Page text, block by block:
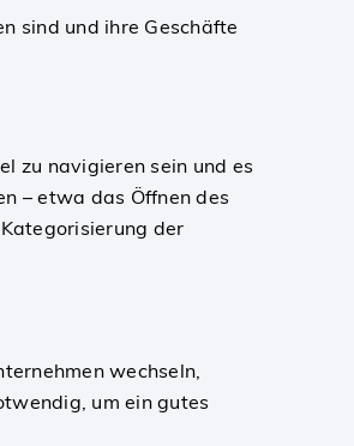
sind und ihre Geschäfte
zu navigieren sein und es
– etwa das Öffnen des
der
wechseln,
um ein gutes